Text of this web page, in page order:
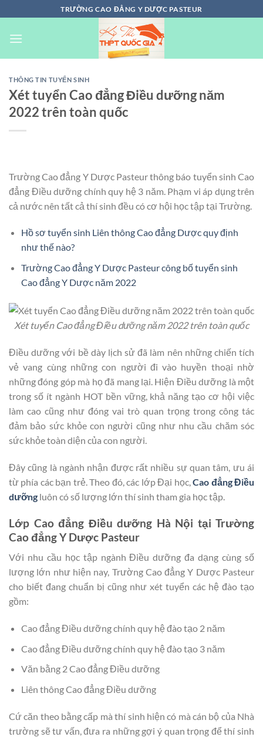
đến
nội
TRƯỜNG CAO ĐẲNG Y DƯỢC PASTEUR
THÔNG TIN TUYỂN SINH
Xét tuyển Cao đẳng Điều dưỡng năm
2022 trên toàn quốc
Trường Cao đẳng Y Dược Pasteur thông báo tuyển sinh Cao
đẳng Điều dưỡng chính quy hệ 3 năm. Phạm vi áp dụng trên
cả nước nên tất cả thí sinh đều có cơ hội học tập tại Trường.
Hồ sơ tuyển sinh Liên thông Cao đẳng Dược quy định
như thế nào?
Trường Cao đẳng Y Dược Pasteur công bố tuyển sinh
Cao đẳng Y Dược năm 2022
Xét tuyển Cao đẳng Điều dưỡng năm 2022 trên toàn quốc
Điều dưỡng với bề dày lịch sử đã làm nên những chiến tích
vẻ vang cùng những con người đi vào huyền thoại nhờ
những đóng góp mà họ đã mang lại. Hiện Điều dưỡng là một
trong số ít ngành HOT bền vững, khả năng tạo cơ hội việc
làm cao cũng như đóng vai trò quan trọng trong công tác
đảm bảo sức khỏe con người cũng như nhu cầu chăm sóc
sức khỏe toàn diện của con người.
Đây cũng là ngành nhận được rất nhiều sự quan tâm, ưu ái
từ phía các bạn trẻ. Theo đó, các lớp Đại học,Cao đẳng Điều
dưỡng luôn có số lượng lớn thí sinh tham gia học tập.
Lớp Cao đẳng Điều dưỡng Hà Nội tại Trường
Cao đẳng Y Dược Pasteur
Với nhu cầu học tập ngành Điều dưỡng đa dạng cùng số
lượng lớn như hiện nay, Trường Cao đẳng Y Dược Pasteur
cho biết đang chuẩn bị cũng như xét tuyển các hệ đào tạo
gồm:
Cao đẳng Điều dưỡng chính quy hệ đào tạo 2 năm
Cao đẳng Điều dưỡng chính quy hệ đào tạo 3 năm
Văn bằng 2 Cao đẳng Điều dưỡng
Liên thông Cao đẳng Điều dưỡng
Cứ căn theo bằng cấp mà thí sinh hiện có mà cán bộ của Nhà
trường sẽ tư vấn, đưa ra những gợi ý quan trọng để thí sinh